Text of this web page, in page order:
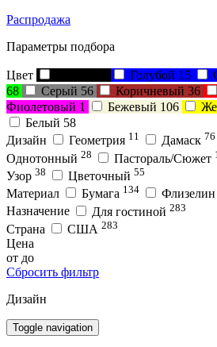
Распродажа
Параметры подбора
Цвет Голубой 15
68
Серый 56 Коричневый 36
Фиолетовый 1 Бежевый 106
Белый 58
Дизайн
Геометрия 11 Дамаск 76
Однотонный 28 Пастораль/Сюжет
Узор 38 Цветочный 55
Материал Бумага 134 Флизелин
Назначение Для гостиной 283
Страна США 283
Цена
от до
Сбросить фильтр
Дизайн
Toggle navigation